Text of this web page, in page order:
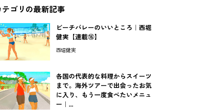
ゴリの最新記事
ビーチバレーのいいところ｜西堀
健実【連載⑯】
西堀健実
各国の代表的な料理からスイーツ
まで。海外ツアーで出会ったお気
に入り、もう一度食べたいメニュ
ー｜...